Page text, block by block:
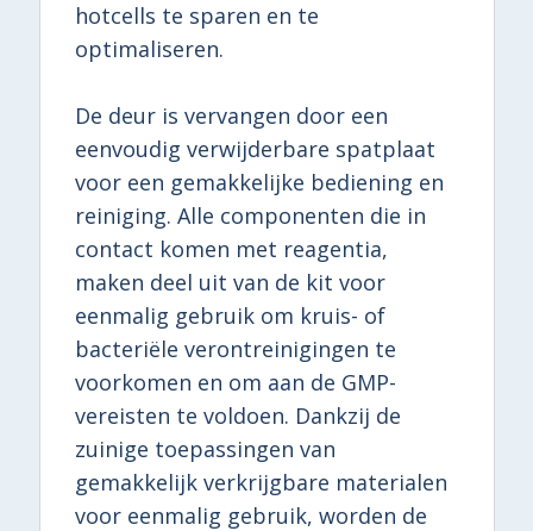
hotcells te sparen en te
optimaliseren.
De deur is vervangen door een
eenvoudig verwijderbare spatplaat
voor een gemakkelijke bediening en
reiniging. Alle componenten die in
contact komen met reagentia,
maken deel uit van de kit voor
eenmalig gebruik om kruis- of
bacteriële verontreinigingen te
voorkomen en om aan de GMP-
vereisten te voldoen. Dankzij de
zuinige toepassingen van
gemakkelijk verkrijgbare materialen
voor eenmalig gebruik, worden de